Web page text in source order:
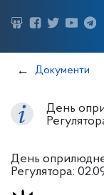
Документи
День
День
Регулятора: